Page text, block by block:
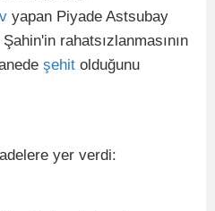
yapan Piyade Astsubay
rahatsızlanmasının
şehit olduğunu
yer verdi: